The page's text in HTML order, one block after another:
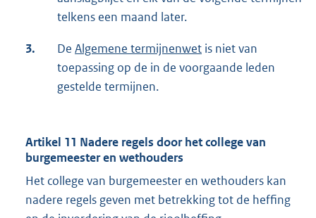
telkens een maand later.
3. De Algemene termijnenwet is niet van
toepassing op de in de voorgaande leden
gestelde termijnen.
Artikel 11 Nadere regels door het college van
burgemeester en wethouders
Het college van burgemeester en wethouders kan
nadere regels geven met betrekking tot de heffing